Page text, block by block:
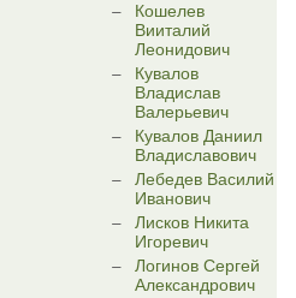
Кошелев
Вииталий
Леонидович
Кувалов
Владислав
Валерьевич
Кувалов Даниил
Владиславович
Лебедев Василий
Иванович
Лисков Никита
Игоревич
Логинов Сергей
Александрович